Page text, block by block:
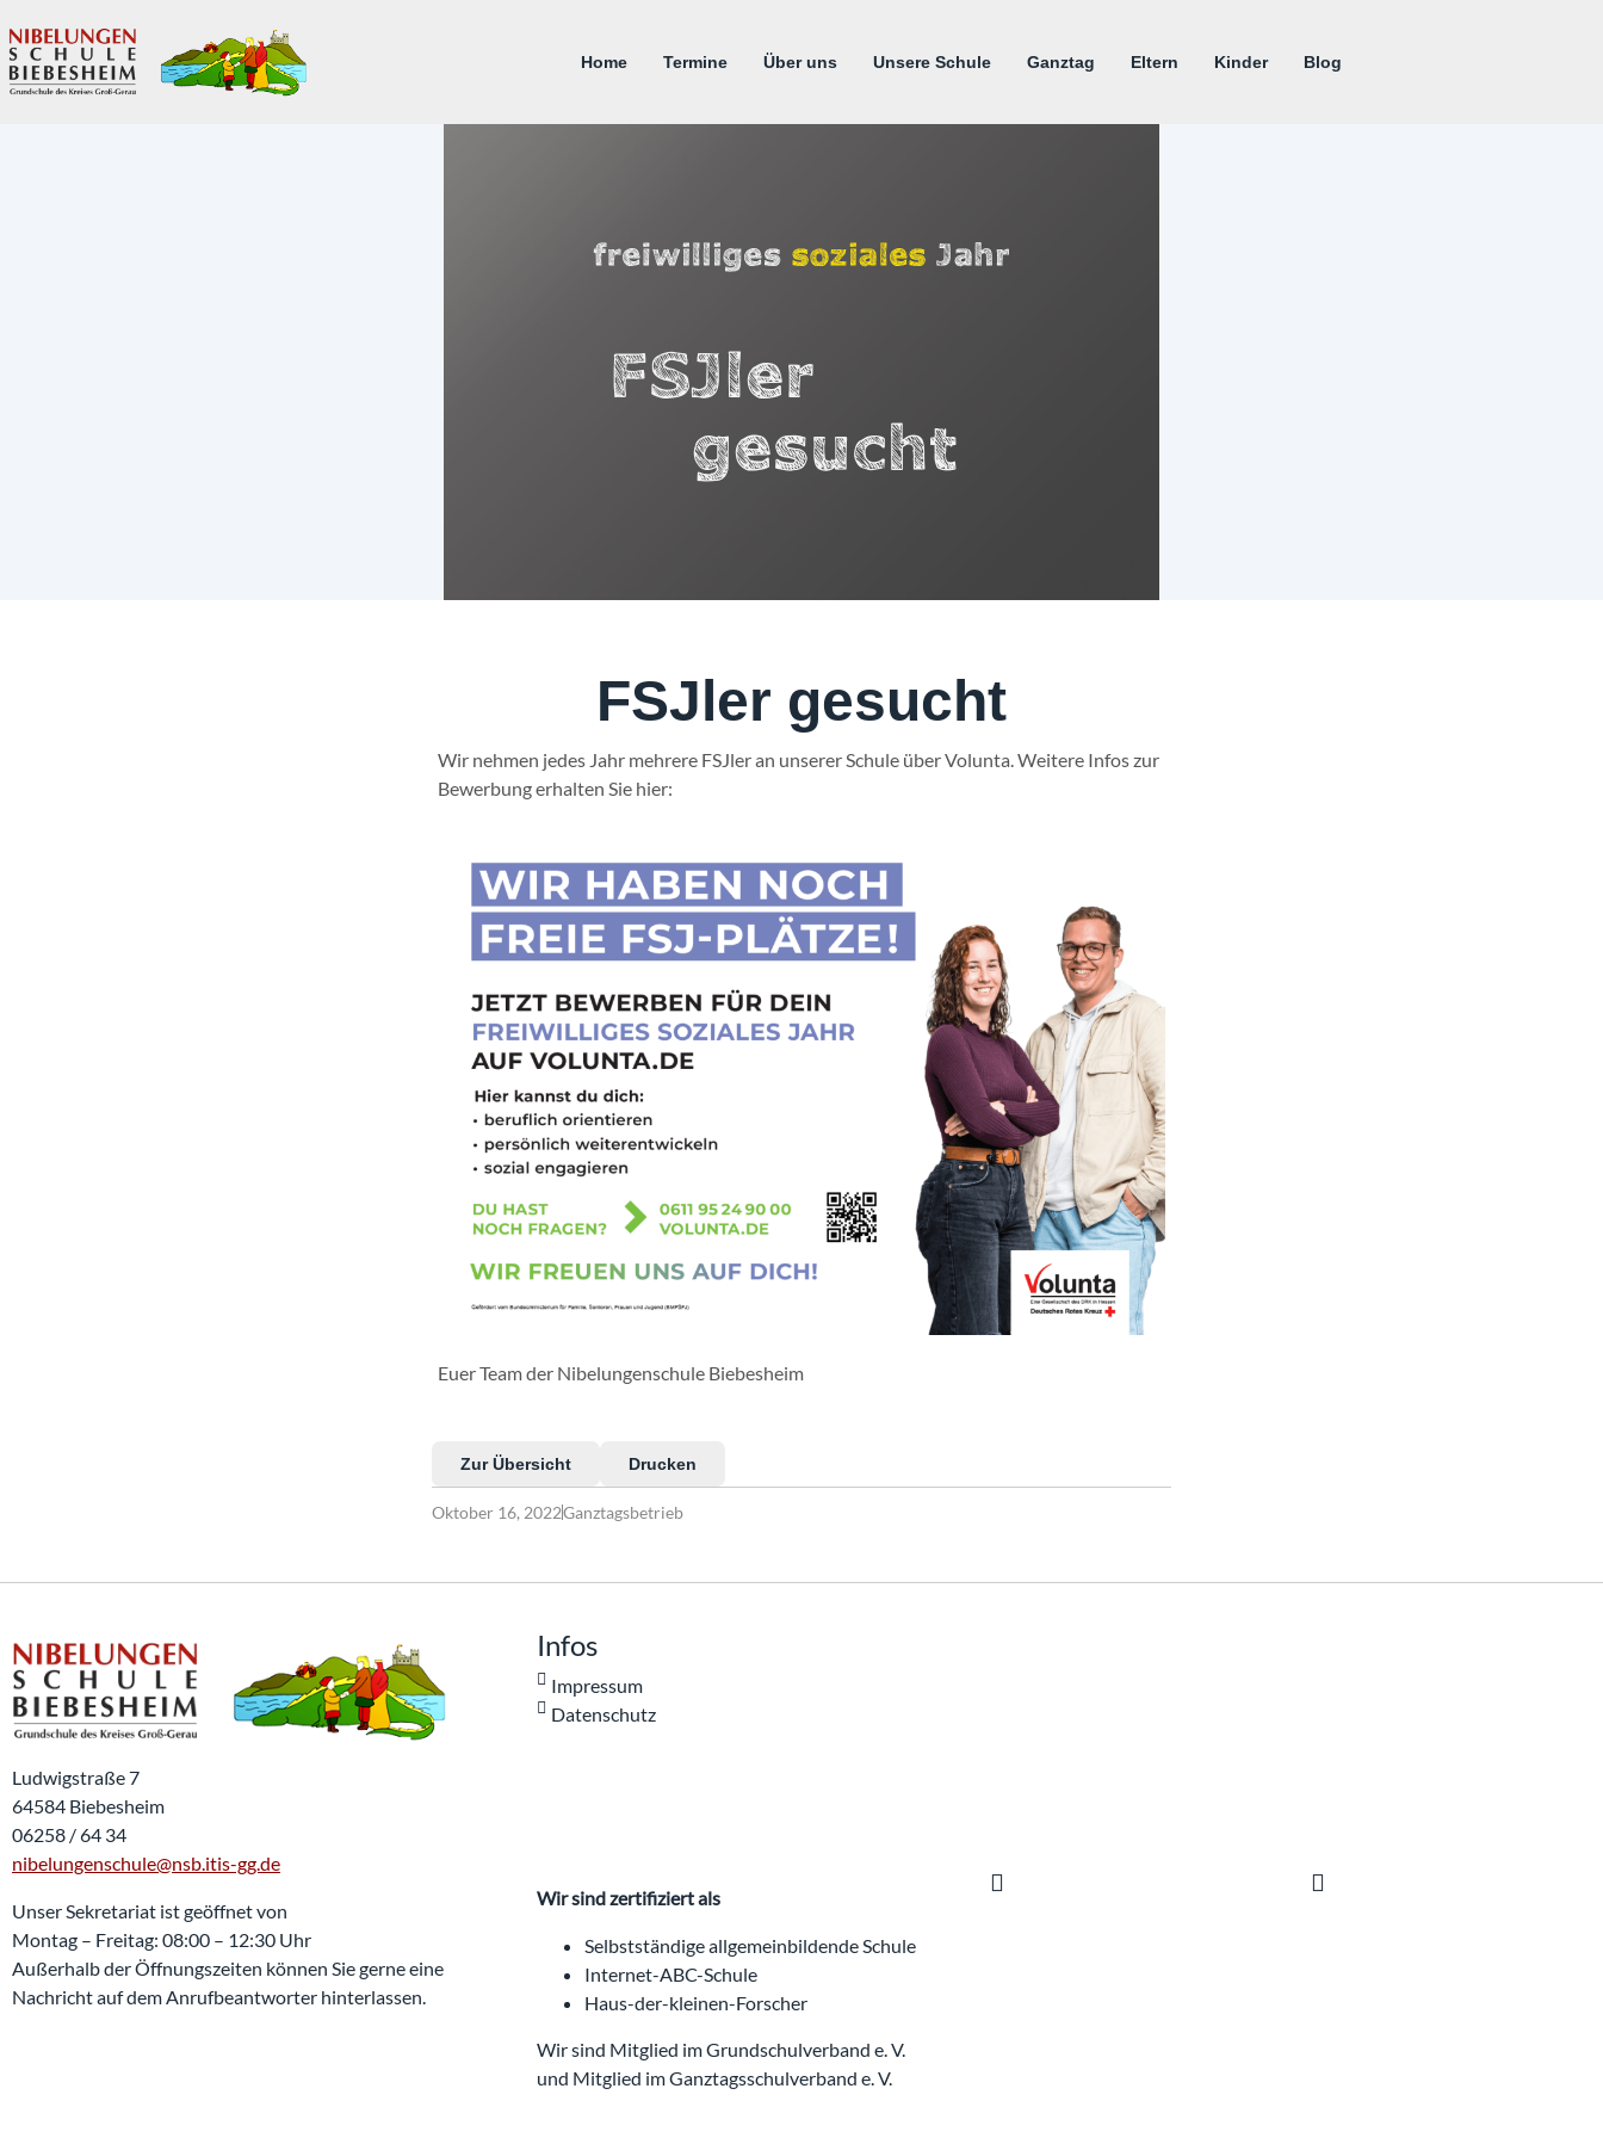
Home Termine Über uns Unsere Schule Ganztag Eltern Kinder Blog
FSJler gesucht
Wir nehmen jedes Jahr mehrere FSJler an unserer Schule über Volunta. Weitere Infos zur
Bewerbung erhalten Sie hier:
Euer Team der Nibelungenschule Biebesheim
Zur Übersicht Drucken
Oktober 16, 2022Ganztagsbetrieb
Ludwigstraße 7
64584 Biebesheim
06258 / 64 34
nibelungenschule@nsb.itis-gg.de
Unser Sekretariat ist geöffnet von
Montag – Freitag: 08:00 – 12:30 Uhr
Außerhalb der Öffnungszeiten können Sie gerne eine
Nachricht auf dem Anrufbeantworter hinterlassen.
Infos
Impressum
Datenschutz
Wir sind zertifiziert als
Selbstständige allgemeinbildende Schule
Internet-ABC-Schule
Haus-der-kleinen-Forscher
Wir sind Mitglied im Grundschulverband e. V.
und Mitglied im Ganztagsschulverband e. V.